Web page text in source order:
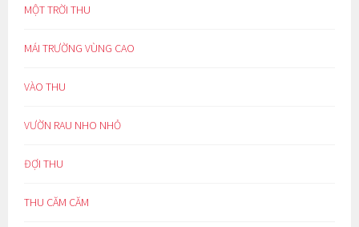
MỘT TRỜI THU
MÁI TRƯỜNG VÙNG CAO
VÀO THU
VƯỜN RAU NHO NHỎ
ĐỢI THU
THU CĂM CĂM